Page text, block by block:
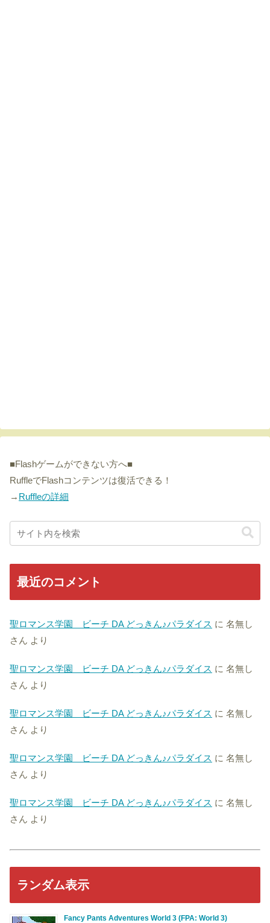
■Flashゲームができない方へ■
RuffleでFlashコンテンツは復活できる！
→ Ruffleの詳細
最近のコメント
聖ロマンス学園 ビーチ DA どっきん♪パラダイス に 名無し
さん より
聖ロマンス学園 ビーチ DA どっきん♪パラダイス に 名無し
さん より
聖ロマンス学園 ビーチ DA どっきん♪パラダイス に 名無し
さん より
聖ロマンス学園 ビーチ DA どっきん♪パラダイス に 名無し
さん より
聖ロマンス学園 ビーチ DA どっきん♪パラダイス に 名無し
さん より
ランダム表示
Fancy Pants Adventures World 3 (FPA: World 3)